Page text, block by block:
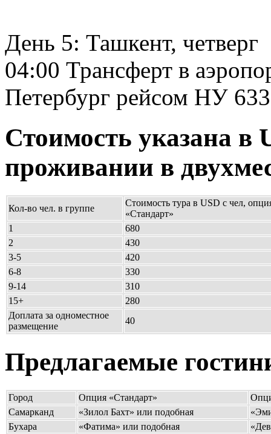
День 5: Ташкент, четверг
04:00 Трансферт в
Петербург рейсом НУ
Стоимость указана в
проживании в
Кол-во чел. в группе
Стоимость тура в USD с чел,
«Стандарт»
1
680
2
430
3-5
420
6-8
330
9-14
310
15+
280
Доплата за одноместное
размещение
40
Предлагаемые
Город Опция «Стандарт»
Самарканд
«Зилол Бахт» или подобная
Бухара
«Фатима» или подобная